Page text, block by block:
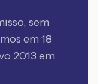
sem
em 18
2013 em